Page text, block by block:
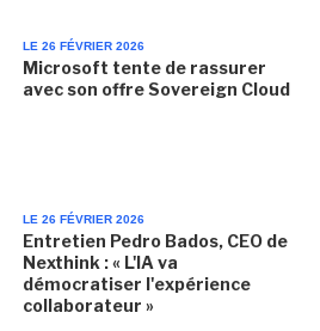
LE 26 FÉVRIER 2026
Microsoft tente de rassurer
avec son offre Sovereign Cloud
LE 26 FÉVRIER 2026
Entretien Pedro Bados, CEO de
Nexthink : « L'IA va
démocratiser l'expérience
collaborateur »